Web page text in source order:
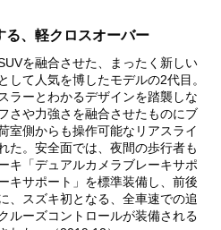
る、軽クロスオーバー
を融合させた、まったく新しい
して人気を博したモデルの2代目。
ラーとわかるデザインを踏襲しな
さや力強さを融合させたものにブ
室側からも操作可能なリアスライ
た。安全面では、夜間の歩行者も
キ「デュアルカメラブレーキサポ
キサポート」を標準装備し、前後
、スズキ初となる、全車速での追
ルーズコントロールが装備される